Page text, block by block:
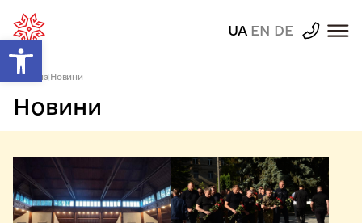
Відкрити Панель інструментів
UA EN DE
Головна| Новини
Новини